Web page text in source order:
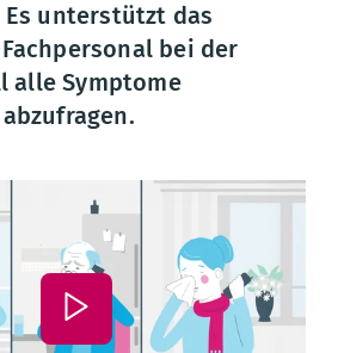
Es unterstützt das
bei der
alle Symptome